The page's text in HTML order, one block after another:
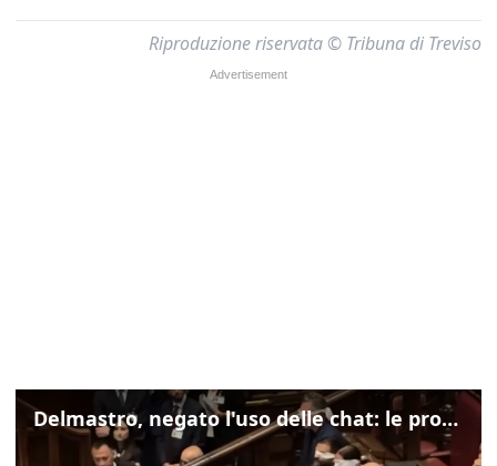
Riproduzione riservata © Tribuna di Treviso
Delmastro, negato l'uso delle chat: le proteste di Avs e M5s